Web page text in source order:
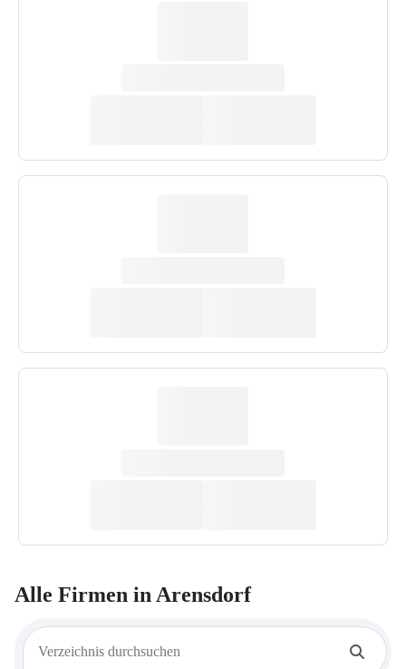
Alle Firmen inArensdorf